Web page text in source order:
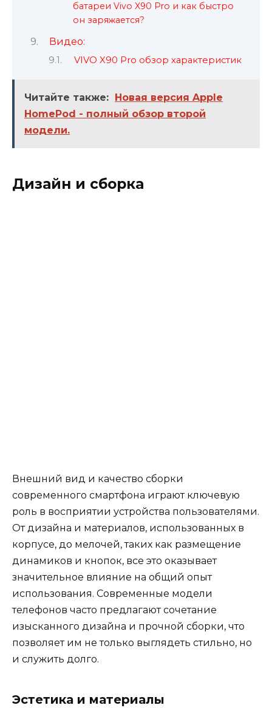
батареи Vivo X90 Pro и как быстро
он заряжается?
Видео:
VIVO X90 Pro обзор характеристик
Читайте также: Новая версия Apple
HomePod - полный обзор второй
модели.
Дизайн и сборка
Внешний вид и качество сборки
современного смартфона играют ключевую
роль в восприятии устройства пользователями.
От дизайна и материалов, использованных в
корпусе, до мелочей, таких как размещение
динамиков и кнопок, все это оказывает
значительное влияние на общий опыт
использования. Современные модели
телефонов часто предлагают сочетание
изысканного дизайна и прочной сборки, что
позволяет им не только выглядеть стильно, но
и служить долго.
Эстетика и материалы